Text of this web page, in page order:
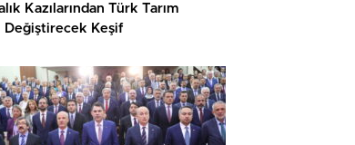
Kazılarından Türk Tarım
Değiştirecek Keşif